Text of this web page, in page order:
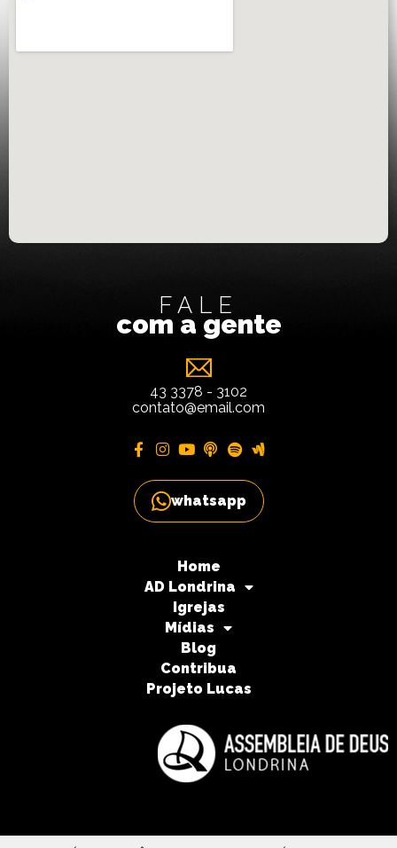
FALE
com a gente
43 3378 - 3102
contato@email.com
whatsapp
Home
AD Londrina
Igrejas
Mídias
Blog
Contribua
Projeto Lucas